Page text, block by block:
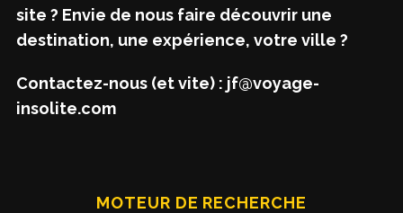
site ? Envie de nous faire découvrir une
destination, une expérience, votre ville ?
Contactez-nous (et vite) : jf@voyage-
insolite.com
MOTEUR DE RECHERCHE